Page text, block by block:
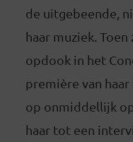
de uitgebeende,
haar muziek.
opdook in het
première van
op onmiddellijk
haar tot een